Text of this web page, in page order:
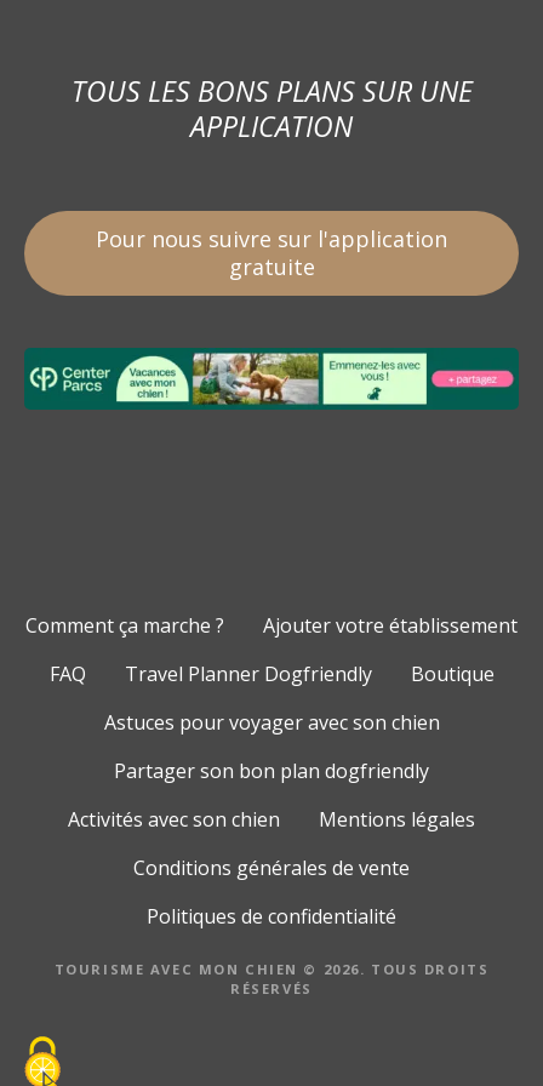
TOUS LES BONS PLANS SUR UNE
APPLICATION
Pour nous suivre sur l'application
gratuite
Comment ça marche ?
Ajouter votre établissement
FAQ
Travel Planner Dogfriendly
Boutique
Astuces pour voyager avec son chien
Partager son bon plan dogfriendly
Activités avec son chien
Mentions légales
Conditions générales de vente
Politiques de confidentialité
TOURISME AVEC MON CHIEN © 2026. TOUS DROITS
RÉSERVÉS